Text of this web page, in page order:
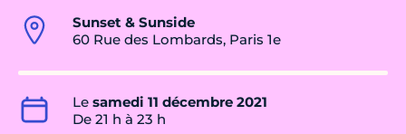
Sunset & Sunside
60 Rue des Lombards, Paris 1e
Le samedi 11 décembre 2021
De 21 h à 23 h